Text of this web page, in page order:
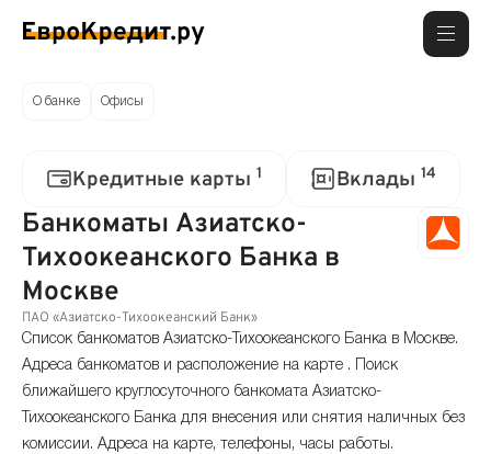
О банке Офисы
Кредитные карты 1 Вклады 14
Банкоматы Азиатско-
Тихоокеанского Банка в
Москве
ПАО «Азиатско-Тихоокеанский Банк»
Список банкоматов Азиатско-Тихоокеанского Банка в Москве.
Адреса банкоматов и расположение на карте . Поиск
ближайшего круглосуточного банкомата Азиатско-
Тихоокеанского Банка для внесения или снятия наличных без
комиссии. Адреса на карте, телефоны, часы работы.